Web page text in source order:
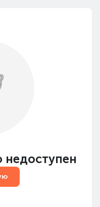
недоступен